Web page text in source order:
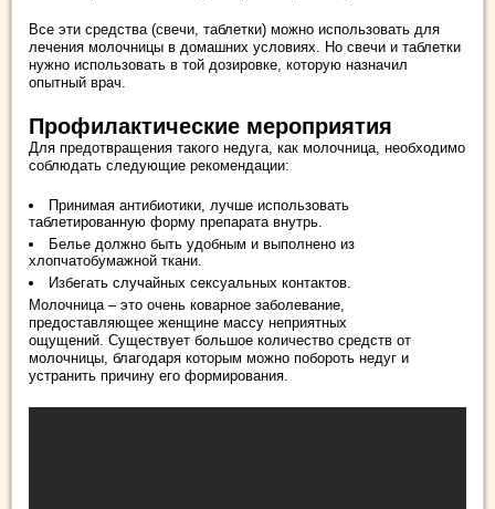
Все эти средства (свечи, таблетки) можно использовать для
лечения молочницы в домашних условиях. Но свечи и таблетки
нужно использовать в той дозировке, которую назначил
опытный врач.
Профилактические мероприятия
Для предотвращения такого недуга, как молочница, необходимо
соблюдать следующие рекомендации:
Принимая антибиотики, лучше использовать
таблетированную форму препарата внутрь.
Белье должно быть удобным и выполнено из
хлопчатобумажной ткани.
Избегать случайных сексуальных контактов.
Молочница – это очень коварное заболевание,
предоставляющее женщине массу неприятных
ощущений. Существует большое количество средств от
молочницы, благодаря которым можно побороть недуг и
устранить причину его формирования.